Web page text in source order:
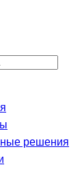
решения